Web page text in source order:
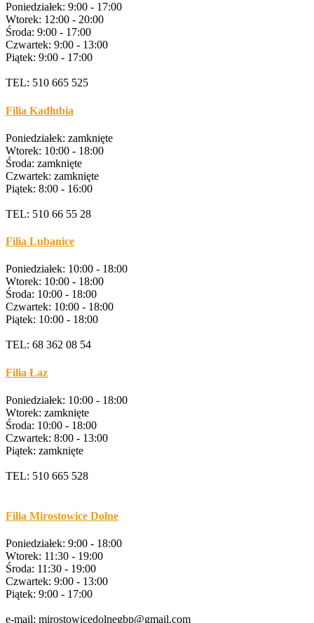
Poniedziałek: 9:00 - 17:00
Wtorek: 12:00 - 20:00
Środa: 9:00 - 17:00
Czwartek: 9:00 - 13:00
Piątek: 9:00 - 17:00
TEL: 510 665 525
Filia Kadłubia
Poniedziałek: zamknięte
Wtorek: 10:00 - 18:00
Środa: zamknięte
Czwartek: zamknięte
Piątek: 8:00 - 16:00
TEL: 510 66 55 28
Filia Lubanice
Poniedziałek: 10:00 - 18:00
Wtorek: 10:00 - 18:00
Środa: 10:00 - 18:00
Czwartek: 10:00 - 18:00
Piątek: 10:00 - 18:00
TEL: 68 362 08 54
Filia Łaz
Poniedziałek: 10:00 - 18:00
Wtorek: zamknięte
Środa: 10:00 - 18:00
Czwartek: 8:00 - 13:00
Piątek: zamknięte
TEL: 510 665 528
Filia Mirostowice Dolne
Poniedziałek: 9:00 - 18:00
Wtorek: 11:30 - 19:00
Środa: 11:30 - 19:00
Czwartek: 9:00 - 13:00
Piątek: 9:00 - 17:00
e-mail: mirostowicedolnegbp@gmail.com